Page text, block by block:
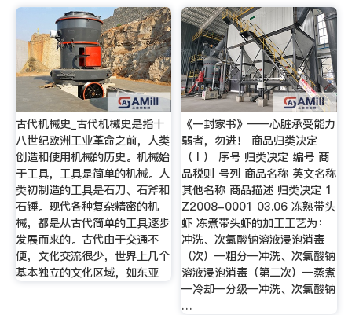
古代机械史_古代机械史是指十
八世纪欧洲工业革命之前，人类
创造和使用机械的历史。机械始
于工具，工具是简单的机械。人
类初制造的工具是石刀、石斧和
石锤。现代各种复杂精密的机
械，都是从古代简单的工具逐步
发展而来的。古代由于交通不
便，文化交流很少，世界上几个
基本独立的文化区域，如东亚
《一封家书》——心脏承受能力
弱者，勿进！ 商品归类决定
（Ⅰ） 序号 归类决定 编号 商
品税则 号列 商品名称 英文名称
其他名称 商品描述 归类决定 1
Z2008-0001 03.06 冻熟带头
虾 冻煮带头虾的加工工艺为：
冲洗、次氯酸钠溶液浸泡消毒
（次）—粗分—冲洗、次氯酸钠
溶液浸泡消毒（第二次）—蒸煮
—冷却—分级—冲洗、次氯酸钠
…